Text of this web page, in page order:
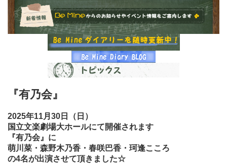
『有乃会』
2025年11月30日（日）
国立文楽劇場大ホールにて開催されます
『有乃会』に
萌川菜・森野木乃香・春咲巴香・珂逢こころ
の4名が出演させて頂きました☆